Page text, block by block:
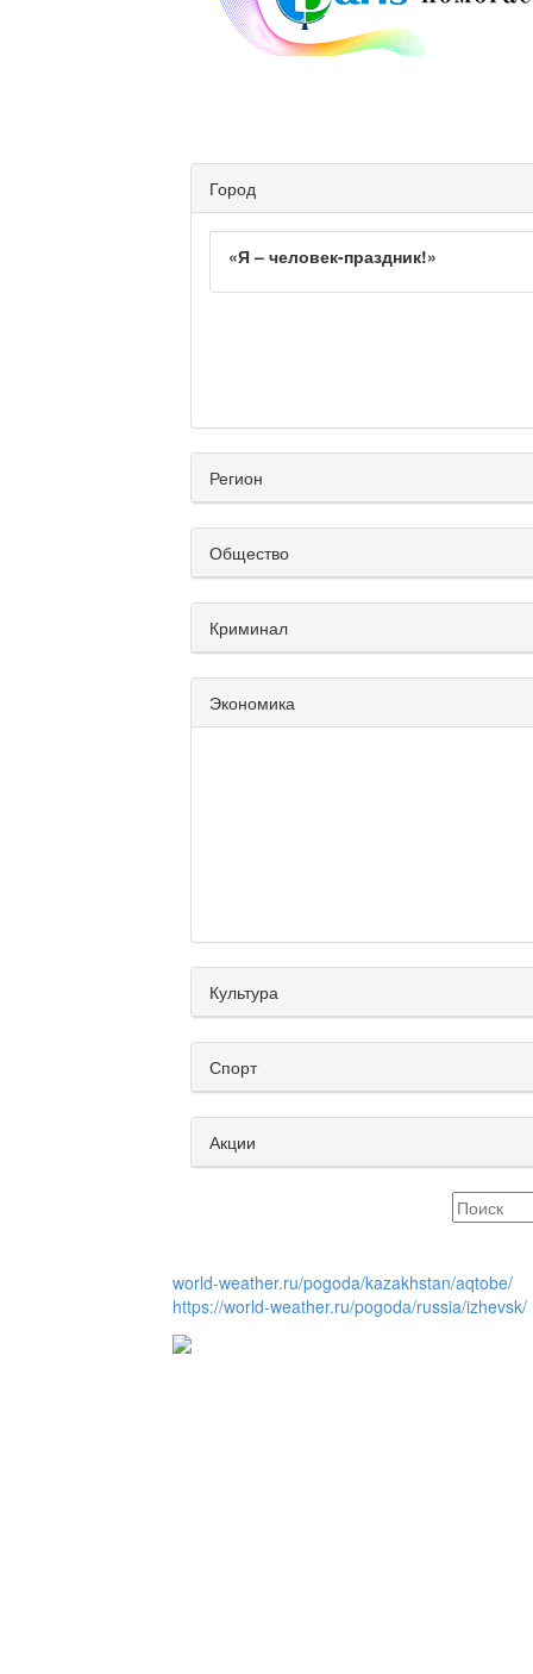
Город
«Я – человек-праздник!»
Регион
Общество
Криминал
Экономика
Культура
Спорт
Акции
world-weather.ru/pogoda/kazakhstan/aqtobe/
https://world-weather.ru/pogoda/russia/izhevsk/